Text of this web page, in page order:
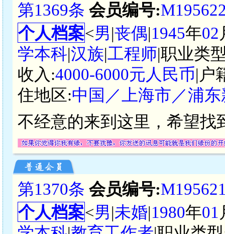
第1369条 会员编号:
个人档案<男|丧偶|1945年02
学本科|汉族|工程师|职业类
收入:4000-6000元人民币|户
住地区:中国／上海市／浦
不经意的来到这里，希望找
第1370条 会员编号:
个人档案<男|未婚|1980年01